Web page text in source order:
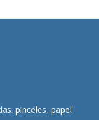
pinceles, papel